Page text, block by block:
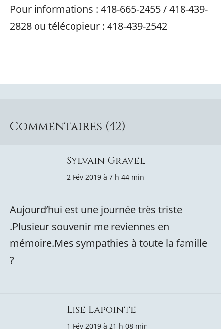
Pour informations : 418-665-2455 / 418-439-
2828 ou télécopieur : 418-439-2542
Commentaires (42)
Sylvain Gravel
2 Fév 2019 à 7 h 44 min
Aujourd’hui est une journée très triste
.Plusieur souvenir me reviennes en
mémoire.Mes sympathies à toute la famille
?
Lise Lapointe
1 Fév 2019 à 21 h 08 min